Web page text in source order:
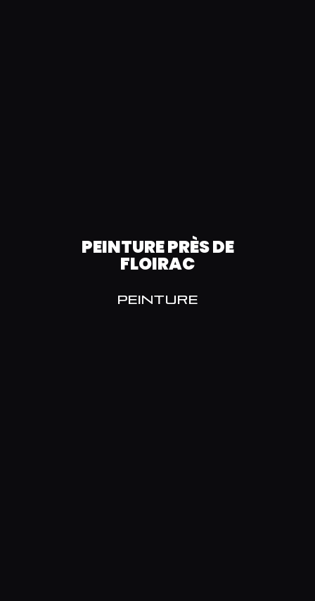
PEINTURE PRÈS DE
FLOIRAC
PEINTURE